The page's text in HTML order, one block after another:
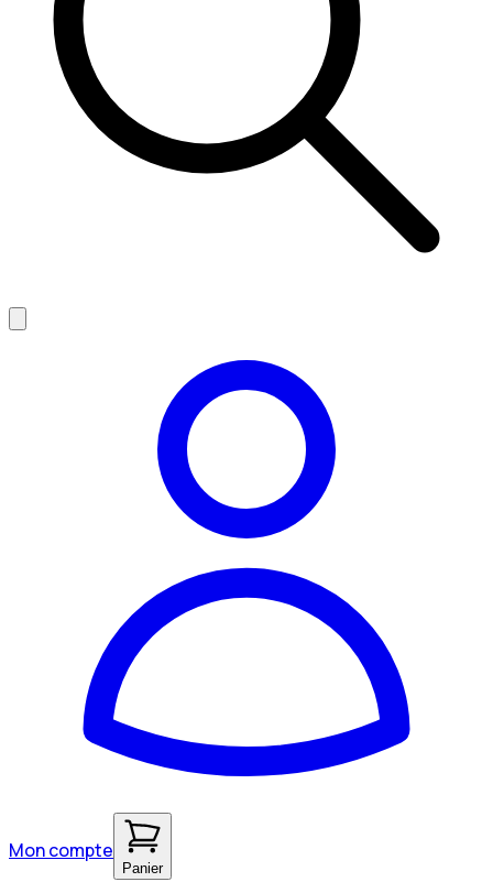
Mon compte
Panier